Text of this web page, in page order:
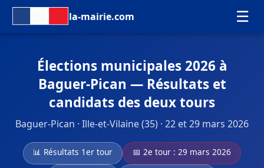
la-mairie.com ☰
Élections municipales 2026 à
Baguer-Pican — Résultats et
candidats des deux tours
Baguer-Pican · Ille-et-Vilaine (35) · 22 et 29 mars 2026
📊 Résultats 1er tour
📅 2e tour : 29 mars 2026